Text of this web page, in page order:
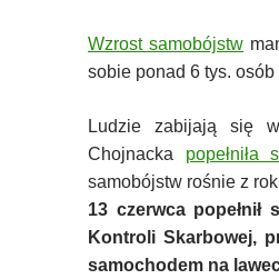
Wzrost samobójstw
sobie ponad 6 tys. osób
Ludzie zabijają się
Chojnacka popełniła
samobójstw rośnie z
13 czerwca
Kontroli Skarbowej,
samochodem na